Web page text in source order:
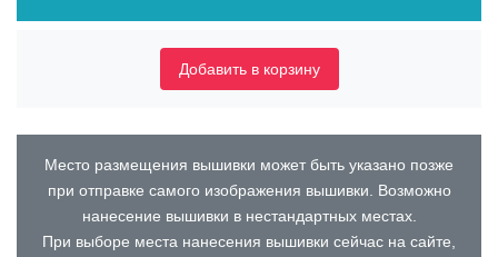
Добавить в корзину
Место размещения вышивки может быть указано позже
при отправке самого изображения вышивки. Возможно
нанесение вышивки в нестандартных местах.
При выборе места нанесения вышивки сейчас на сайте,